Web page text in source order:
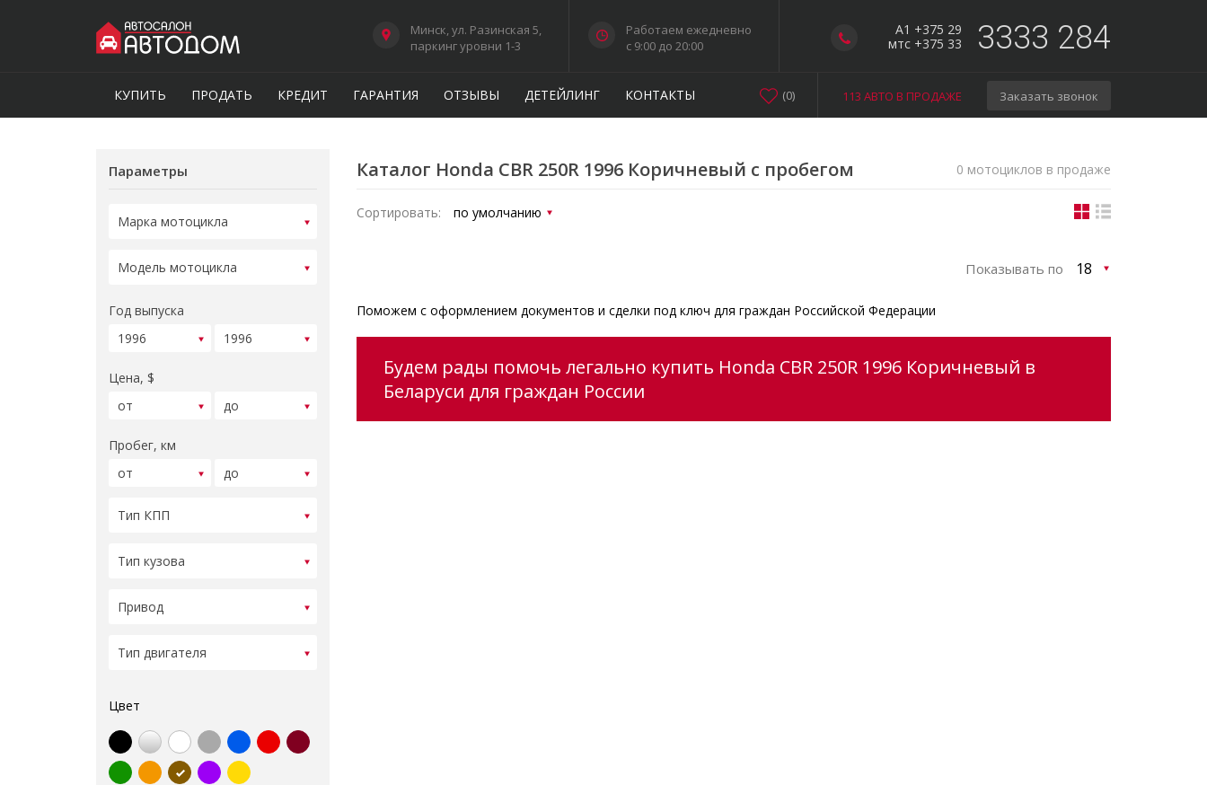
A1 +375 29
мтс +375 33
3333 284
Минск, ул. Разинская 5,
паркинг уровни 1-3
Работаем ежедневно
c 9:00 до 20:00
КУПИТЬ ПРОДАТЬ КРЕДИТ ГАРАНТИЯ ОТЗЫВЫ ДЕТЕЙЛИНГ КОНТАКТЫ 113 АВТО В ПРОДАЖЕ Заказать звонок
(0)
Параметры
Год выпуска
Цена, $
Пробег, км
Цвет
Каталог Honda CBR 250R 1996 Коричневый с пробегом 0 мотоциклов в продаже
Сортировать:
Показывать по
Поможем с оформлением документов и сделки под ключ для граждан Российской Федерации
Будем рады помочь легально купить Honda CBR 250R 1996 Коричневый в
Беларуси для граждан России